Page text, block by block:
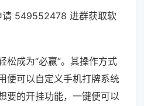
请 549552478 进群获取软
松成为“必赢”。其操作方式
便可以自定义手机打牌系统
要的开挂功能，一键便可以